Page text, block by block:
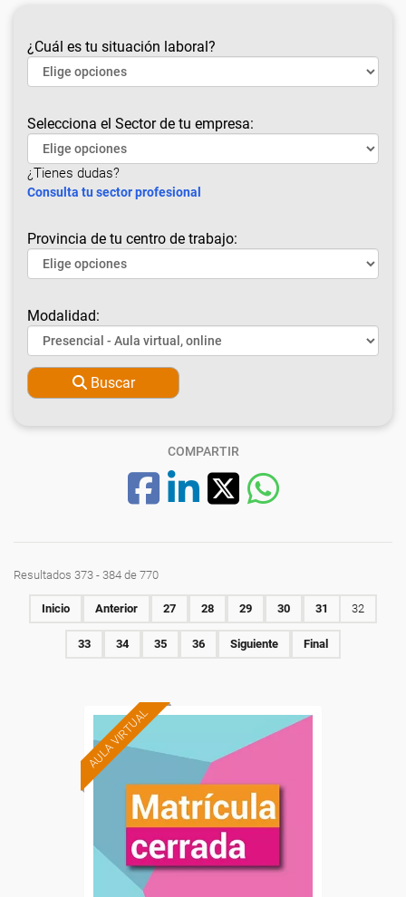
¿Cuál es tu situación laboral?
Selecciona el Sector de tu empresa:
¿Tienes dudas?
Consulta tu sector profesional
Provincia de tu centro de trabajo:
Modalidad:
Buscar
COMPARTIR
Resultados 373 - 384 de 770
Inicio Anterior 27 28 29 30 31 32
33 34 35 36 Siguiente Final
AULA VIRTUAL